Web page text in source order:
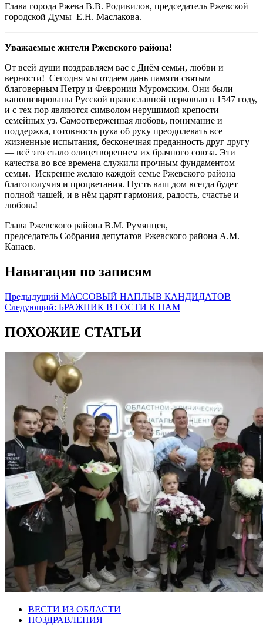
Глава города Ржева В.В. Родивилов, председатель Ржевской
городской Думы Е.Н. Маслакова.
Уважаемые жители Ржевского района!
От всей души поздравляем вас с Днём семьи, любви и
верности! Сегодня мы отдаем дань памяти святым
благоверным Петру и Февронии Муромским. Они были
канонизированы Русской православной церковью в 1547 году,
и с тех пор являются символом нерушимой крепости
семейных уз. Самоотверженная любовь, понимание и
поддержка, готовность рука об руку преодолевать все
жизненные испытания, бесконечная преданность друг другу
— всё это стало олицетворением их брачного союза. Эти
качества во все времена служили прочным фундаментом
семьи. Искренне желаю каждой семье Ржевского района
благополучия и процветания. Пусть ваш дом всегда будет
полной чашей, и в нём царят гармония, радость, счастье и
любовь!
Глава Ржевского района В.М. Румянцев,
председатель Собрания депутатов Ржевского района А.М.
Канаев.
Навигация по записям
Предыдущий МАССОВЫЙ НАПЛЫВ КАНДИДАТОВ
Следующий: БРАЖНИК В ГОСТИ К НАМ
ПОХОЖИЕ СТАТЬИ
ВЕСТИ ИЗ ОБЛАСТИ
ПОЗДРАВЛЕНИЯ